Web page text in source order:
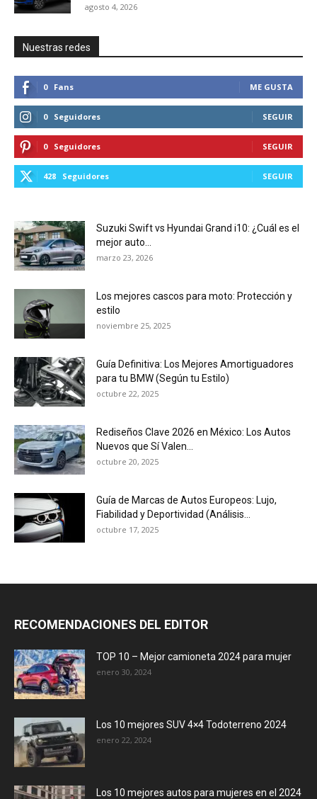
agosto 4, 2026
Nuestras redes
0 Fans ME GUSTA
0 Seguidores SEGUIR
0 Seguidores SEGUIR
428 Seguidores SEGUIR
Suzuki Swift vs Hyundai Grand i10: ¿Cuál es el
mejor auto...
marzo 23, 2026
Los mejores cascos para moto: Protección y
estilo
noviembre 25, 2025
Guía Definitiva: Los Mejores Amortiguadores
para tu BMW (Según tu Estilo)
octubre 22, 2025
Rediseños Clave 2026 en México: Los Autos
Nuevos que Sí Valen...
octubre 20, 2025
Guía de Marcas de Autos Europeos: Lujo,
Fiabilidad y Deportividad (Análisis...
octubre 17, 2025
RECOMENDACIONES DEL EDITOR
TOP 10 – Mejor camioneta 2024 para mujer
enero 30, 2024
Los 10 mejores SUV 4×4 Todoterreno 2024
enero 22, 2024
Los 10 mejores autos para mujeres en el 2024